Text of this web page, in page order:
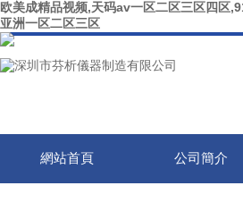
欧美成精品视频,天码av一区二区三区四区
亚洲一区二区三区
網站首頁 公司簡介